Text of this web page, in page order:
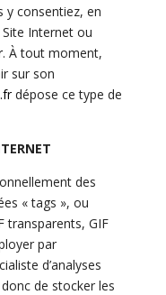
y consentiez, en
Internet ou
. À tout moment,
sur son
dépose ce type de
des
« tags », ou
transparents, GIF
par
d’analyses
de stocker les